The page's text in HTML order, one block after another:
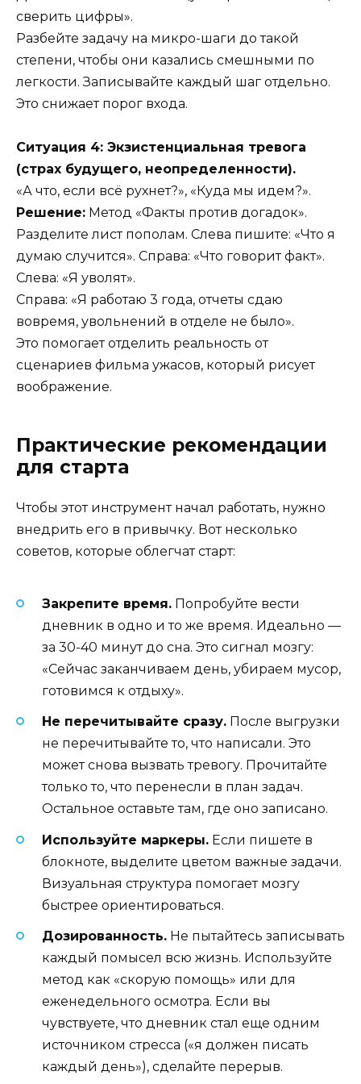
сверить цифры».
Разбейте задачу на микро-шаги до такой
степени, чтобы они казались смешными по
легкости. Записывайте каждый шаг отдельно.
Это снижает порог входа.
Ситуация 4: Экзистенциальная тревога
(страх будущего, неопределенности).
«А что, если всё рухнет?», «Куда мы идем?».
Решение: Метод «Факты против догадок».
Разделите лист пополам. Слева пишите: «Что я
думаю случится». Справа: «Что говорит факт».
Слева: «Я уволят».
Справа: «Я работаю 3 года, отчеты сдаю
вовремя, увольнений в отделе не было».
Это помогает отделить реальность от
сценариев фильма ужасов, который рисует
воображение.
Практические рекомендации
для старта
Чтобы этот инструмент начал работать, нужно
внедрить его в привычку. Вот несколько
советов, которые облегчат старт:
Закрепите время. Попробуйте вести
дневник в одно и то же время. Идеально —
за 30-40 минут до сна. Это сигнал мозгу:
«Сейчас заканчиваем день, убираем мусор,
готовимся к отдыху».
Не перечитывайте сразу. После выгрузки
не перечитывайте то, что написали. Это
может снова вызвать тревогу. Прочитайте
только то, что перенесли в план задач.
Остальное оставьте там, где оно записано.
Используйте маркеры. Если пишете в
блокноте, выделите цветом важные задачи.
Визуальная структура помогает мозгу
быстрее ориентироваться.
Дозированность. Не пытайтесь записывать
каждый помысел всю жизнь. Используйте
метод как «скорую помощь» или для
еженедельного осмотра. Если вы
чувствуете, что дневник стал еще одним
источником стресса («я должен писать
каждый день»), сделайте перерыв.